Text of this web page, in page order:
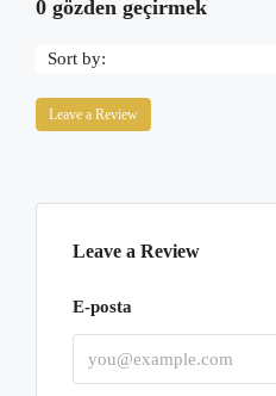
0 gözden geçirmek
Sort by:
Leave a Review
Leave a Review
E-posta